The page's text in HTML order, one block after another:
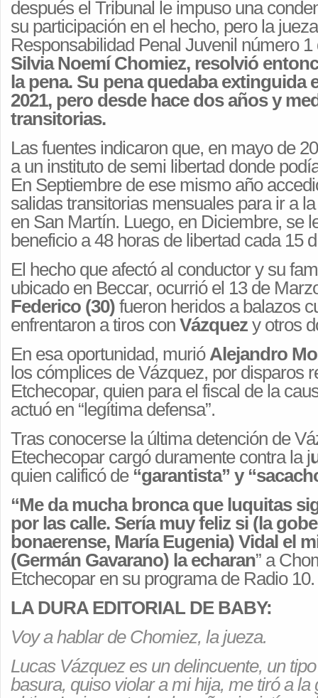
después el Tribunal le impuso una
su participación en el hecho, pero la
Responsabilidad Penal Juvenil número 1
Silvia Noemí Chomiez, resolvió
la pena. Su pena quedaba extinguida
2021, pero desde hace dos años y
transitorias.
Las fuentes indicaron que, en mayo de
a un instituto de semi libertad donde
En Septiembre de ese mismo año
salidas transitorias mensuales para ir a
en San Martín. Luego, en Diciembre, se
beneficio a 48 horas de libertad cada 15
El hecho que afectó al conductor y su
ubicado en Beccar, ocurrió el 13 de
Federico (30) fueron heridos a balazos
enfrentaron a tiros con Vázquez y otros
En esa oportunidad, murióAlejandro
los cómplices de Vázquez, por disparos
Etchecopar, quien para el fiscal de la
actuó en “legítima defensa”.
Tras conocerse la última detención de
Etechecopar cargó duramente contra la j
quien calificó de “garantista” y
“Me da mucha bronca que luquitas
por las calle. Sería muy feliz si (la
bonaerense, María Eugenia) Vidal el
(Germán Gavarano) la echaran” a
Etchecopar en su programa de Radio 10.
LA DURA EDITORIAL DE BABY:
Voy a hablar de Chomiez, la jueza.
Lucas Vázquez es un delincuente, un
basura, quiso violar a mi hija, me tiró a la